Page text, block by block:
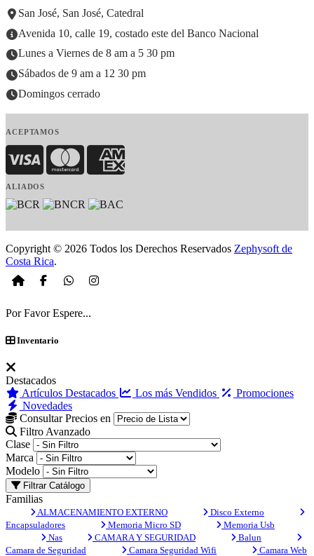
San José, San José, Catedral
Avenida 10, calle 19, costado este del Banco Nacional
Lunes a Viernes de 8 am a 5 30 pm
Sábados de 9 am a 12 30 pm
Domingos cerrado
ACEPTAMOS
Visa MasterCardAmerican Express
ALIADOS
Copyright © 2026 Todos los Derechos Reservados Zephysoft de
Costa Rica.
Por Favor Espere...
Inventario
Destacados
Artículos Destacados
Los más Vendidos
Promociones
Novedades
Consultar Precios en
Filtro Avanzado
Clase
Marca
Modelo
Filtrar Catálogo
Familias
ALMACENAMIENTO EXTERNO
Disco Externo
Encapsuladores
Memoria Micro SD
Memoria Usb
Nas
CAMARA Y SEGURIDAD
Balun
Camara de Seguridad
Camara Seguridad Wifi
Camara Web